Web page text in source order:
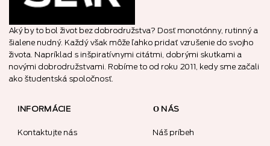
Aký by to bol život bez dobrodružstva? Dosť monotónny, rutinný a
šialene nudný. Každý však môže ľahko pridať vzrušenie do svojho
života. Napríklad s inšpiratívnymi citátmi, dobrými skutkami a
novými dobrodružstvami. Robíme to od roku 2011, kedy sme začali
ako študentská spoločnosť.
INFORMÁCIE
Kontaktujte nás
О NÁS
Náš príbeh